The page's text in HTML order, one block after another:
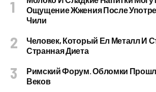
Ощущение Жжения После
Чили
Человек, Который Ел Металл И
Странная Диета
Римский Форум. Обломки
Веков